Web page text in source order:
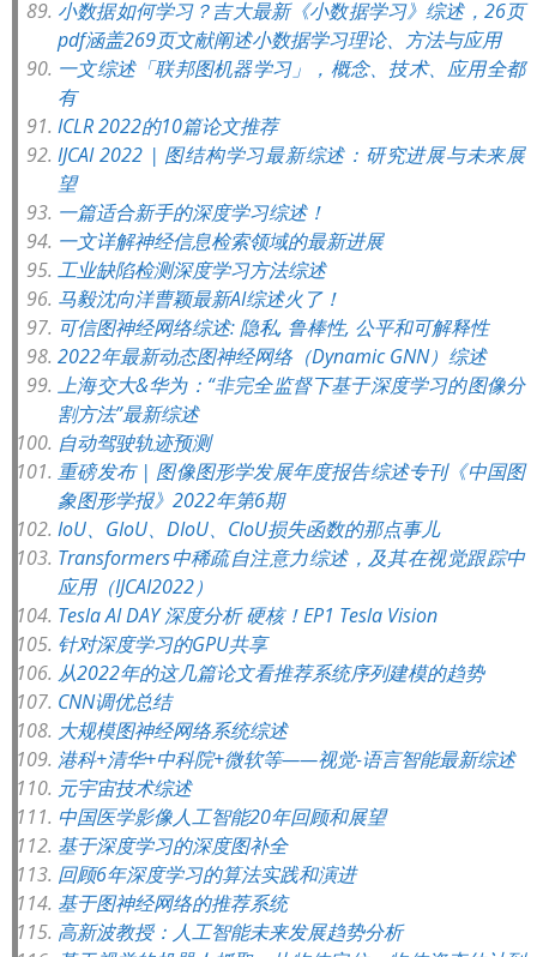
小数据如何学习？吉大最新《小数据学习》综述，26页
pdf涵盖269页文献阐述小数据学习理论、方法与应用
一文综述「联邦图机器学习」，概念、技术、应用全都
有
ICLR 2022的10篇论文推荐
IJCAI 2022 | 图结构学习最新综述：研究进展与未来展
望
一篇适合新手的深度学习综述！
一文详解神经信息检索领域的最新进展
工业缺陷检测深度学习方法综述
马毅沈向洋曹颖最新AI综述火了！
可信图神经网络综述: 隐私, 鲁棒性, 公平和可解释性
2022年最新动态图神经网络（Dynamic GNN）综述
上海交大&华为：“非完全监督下基于深度学习的图像分
割方法”最新综述
自动驾驶轨迹预测
重磅发布 | 图像图形学发展年度报告综述专刊《中国图
象图形学报》2022年第6期
IoU、GIoU、DIoU、CIoU损失函数的那点事儿
Transformers中稀疏自注意力综述，及其在视觉跟踪中
应用（IJCAI2022）
Tesla AI DAY 深度分析 硬核！EP1 Tesla Vision
针对深度学习的GPU共享
从2022年的这几篇论文看推荐系统序列建模的趋势
CNN调优总结
大规模图神经网络系统综述
港科+清华+中科院+微软等——视觉-语言智能最新综述
元宇宙技术综述
中国医学影像人工智能20年回顾和展望
基于深度学习的深度图补全
回顾6年深度学习的算法实践和演进
基于图神经网络的推荐系统
高新波教授：人工智能未来发展趋势分析